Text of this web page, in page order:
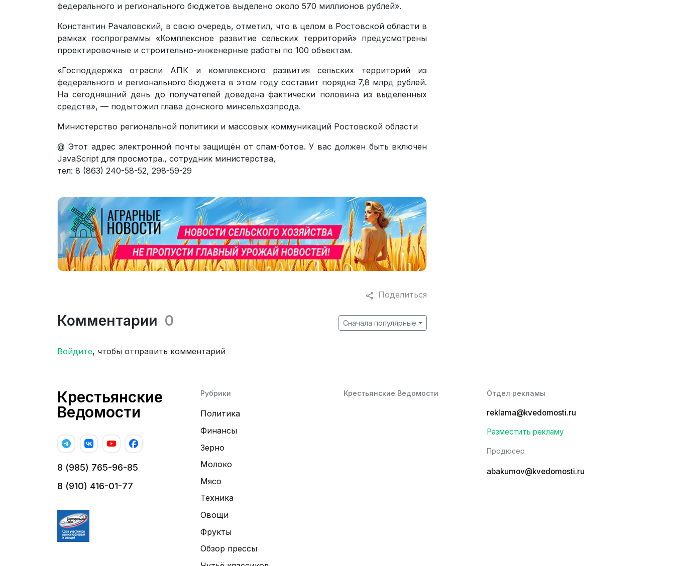
федерального и регионального бюджетов выделено около 570 миллионов рублей».
Константин Рачаловский, в свою очередь, отметил, что в целом в Ростовской области в
рамках госпрограммы «Комплексное развитие сельских территорий» предусмотрены
проектировочные и строительно-инженерные работы по 100 объектам.
«Господдержка отрасли АПК и комплексного развития сельских территорий из
федерального и регионального бюджета в этом году составит порядка 7,8 млрд рублей.
На сегодняшний день до получателей доведена фактически половина из выделенных
средств», — подытожил глава донского минсельхозпрода.
Министерство региональной политики и массовых коммуникаций Ростовской области
@ Этот адрес электронной почты защищён от спам-ботов. У вас должен быть включен
JavaScript для просмотра., сотрудник министерства,
тел: 8 (863) 240-58-52, 298-59-29
Поделиться
Комментарии 0 Сначала популярные
Войдите, чтобы отправить комментарий
Крестьянские
Ведомости
8 (985) 765-96-85
8 (910) 416-01-77
Рубрики
Политика
Финансы
Зерно
Молоко
Мясо
Техника
Овощи
Фрукты
Обзор прессы
Крестьянские Ведомости Отдел рекламы
reklama@kvedomosti.ru
Разместить рекламу
Продюсер
abakumov@kvedomosti.ru